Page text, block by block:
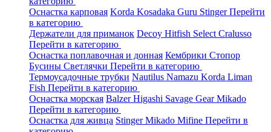
Оснастка карповая Korda Kosadaka Guru StingerПерейти
в категорию
Держатели для приманок Decoy Hitfish Select Cralusso
Перейти в категорию
Оснастка поплавочная и донная Кембрики Стопор
Бусины Светлячки Перейти в категорию
Термоусадочные трубки Nautilus Namazu Korda Liman
Fish Перейти в категорию
Оснастка морская BalzerHigashi Savage GearMikado
Перейти в категорию
Оснастка для живца StingerMikado Mifine Перейти в